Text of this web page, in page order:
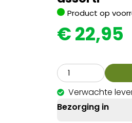
Product op
€22,95
Verwachte
Bezorging in